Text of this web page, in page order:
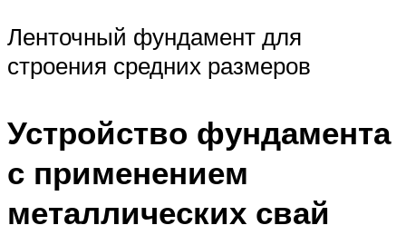
Ленточный фундамент для
строения средних размеров
Устройство фундамента
с применением
металлических свай